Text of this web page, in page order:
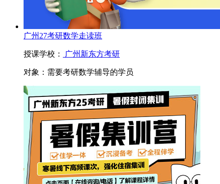
广州27考研数学走读班
授课学校： 广州新东方考研
对象： 需要考研数学辅导的学员